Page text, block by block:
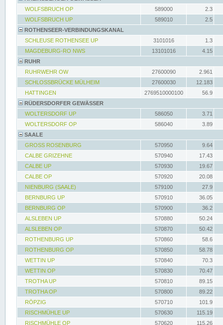
WOLFSBRUCH OP
589000
2.3
WOLFSBRUCH UP
589010
2.5
ROTHENSEER-VERBINDUNGSKANAL
SCHLEUSE ROTHENSEE UP
3101016
1.3
MAGDEBURG-RO NWS
13101016
4.15
RUHR
RUHRWEHR OW
27600090
2.961
SCHLOSSBRÜCKE MÜLHEIM
27600030
12.183
HATTINGEN
2769510000100
56.9
RÜDERSDORFER GEWÄSSER
WOLTERSDORF UP
586050
3.71
WOLTERSDORF OP
586040
3.89
SAALE
GROSS ROSENBURG
570950
9.64
CALBE GRIZEHNE
570940
17.43
CALBE UP
570930
19.67
CALBE OP
570920
20.08
NIENBURG (SAALE)
579100
27.9
BERNBURG UP
570910
36.05
BERNBURG OP
570900
36.2
ALSLEBEN UP
570880
50.24
ALSLEBEN OP
570870
50.42
ROTHENBURG UP
570860
58.6
ROTHENBURG OP
570850
58.78
WETTIN UP
570840
70.3
WETTIN OP
570830
70.47
TROTHA UP
570810
89.15
TROTHA OP
570800
89.22
RÖPZIG
570710
101.9
RISCHMÜHLE UP
570630
115.19
RISCHMÜHLE OP
570620 115.26